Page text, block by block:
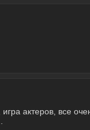
актеров, все